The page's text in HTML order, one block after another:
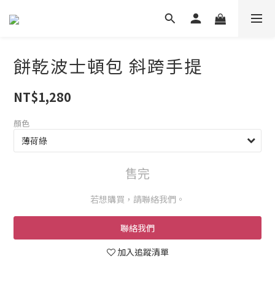
餅乾波士頓包 斜跨手提
NT$1,280
顏色
售完
若想購買，請聯絡我們。
聯絡我們
加入追蹤清單